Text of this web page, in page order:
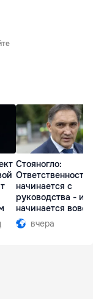
Стояногло:
Ответственность
начинается с
руководства -
начинается вовсе
вчера